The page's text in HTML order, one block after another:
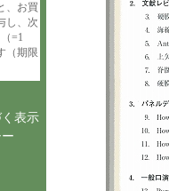
、お買
し、次
=1
（期限
表示